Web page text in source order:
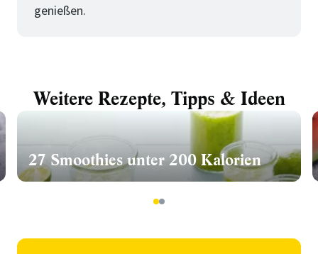
genießen.
Weitere Rezepte, Tipps & Ideen
27 Smoothies unter 200 Kalorien
12